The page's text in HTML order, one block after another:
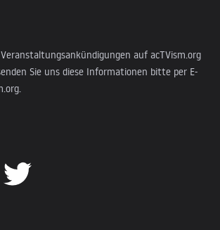
auf acTVism.org
Sie uns diese Informationen bitte per E-
.